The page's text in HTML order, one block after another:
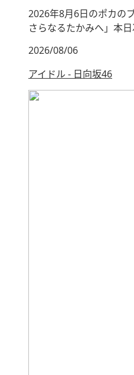
2026年8月6日のポカの
さらなるたかみへ」本日
2026/08/06
アイドル - 日向坂46